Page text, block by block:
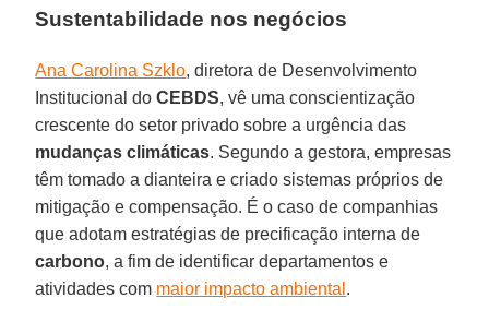
Sustentabilidade nos negócios
Ana Carolina Szklo, diretora de Desenvolvimento
Institucional doCEBDS, vê uma conscientização
crescente do setor privado sobre a urgência das
mudanças climáticas. Segundo a gestora, empresas
têm tomado a dianteira e criado sistemas próprios de
mitigação e compensação. É o caso de companhias
que adotam estratégias de precificação interna de
carbono, a fim de identificar departamentos e
atividades com maior impacto ambiental .